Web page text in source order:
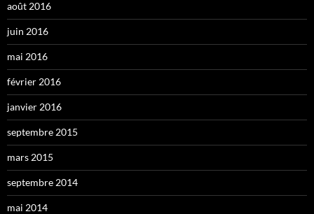
août 2016
juin 2016
mai 2016
février 2016
janvier 2016
septembre 2015
mars 2015
septembre 2014
mai 2014